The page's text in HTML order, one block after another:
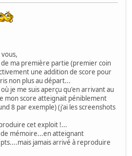
vous,
ma première partie (premier coin
une addition de score pour
non plus au départ...
je me suis aperçu qu'en arrivant au
mon score atteignait péniblement
8 par exemple) (j'ai les screenshots
cet exploit !...
de mémoire...en atteignant
jamais arrivé à reproduire